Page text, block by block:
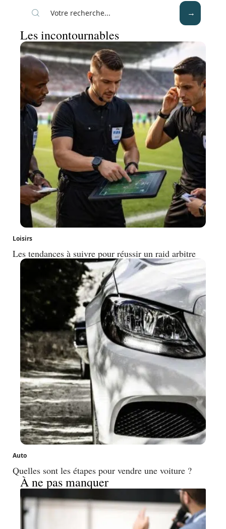
Les incontournables
Loisirs
Les tendances à suivre pour réussir un raid arbitre
Auto
Quelles sont les étapes pour vendre une voiture ?
À ne pas manquer